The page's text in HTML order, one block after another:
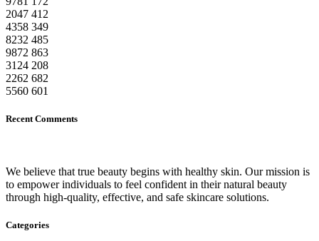
2047 412
4358 349
8232 485
9872 863
3124 208
2262 682
5560 601
Recent Comments
We believe that true beauty begins with healthy skin. Our mission is
to empower individuals to feel confident in their natural beauty
through high-quality, effective, and safe skincare solutions.
Categories